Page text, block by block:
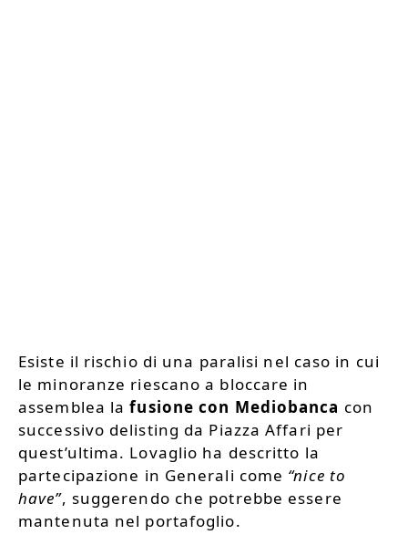
Esiste il rischio di una paralisi nel caso in cui
le minoranze riescano a bloccare in
assemblea lafusione con Mediobanca con
successivo delisting da Piazza Affari per
quest’ultima. Lovaglio ha descritto la
partecipazione in Generali come “nice to
have”, suggerendo che potrebbe essere
mantenuta nel portafoglio.